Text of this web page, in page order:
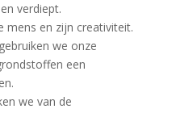
verdiept.
mens en zijn creativiteit.
we onze
een
we van de